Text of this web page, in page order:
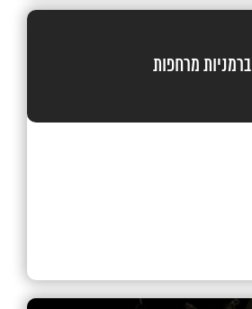
ברמניות מרחפות